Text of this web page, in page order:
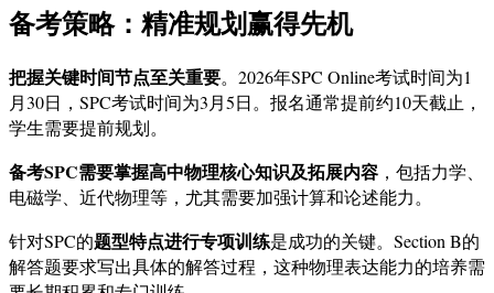
备考策略：精准规划赢得先机
把握关键时间节点至关重要。2026年SPC Online考试时间为1
月30日，SPC考试时间为3月5日。报名通常提前约10天截止，
学生需要提前规划。
备考SPC需要掌握高中物理核心知识及拓展内容 ，包括力学、
电磁学、近代物理等，尤其需要加强计算和论述能力。
针对SPC的题型特点进行专项训练是成功的关键。Section B的
解答题要求写出具体的解答过程，这种物理表达能力的培养需